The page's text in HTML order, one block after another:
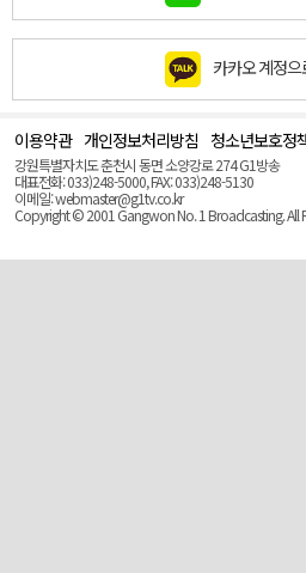
카카오 계정으
이용약관 개인정보처리방침 청소년보호정
강원특별자치도 춘천시 동면 소양강로 274 G1방송
대표전화: 033)248-5000, FAX: 033)248-5130
이메일: webmaster@g1tv.co.kr
Copyright © 2001 Gangwon No. 1 Broadcasting. All